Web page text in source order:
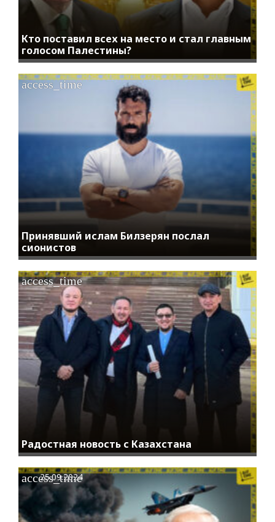
Кто поставил всех на место и стал главным
голосом Палестины?
Принявший ислам Билзерян послал
сионистов
access_time
Радостная новость с Казахстана
access_time
access_time
25.09.2024